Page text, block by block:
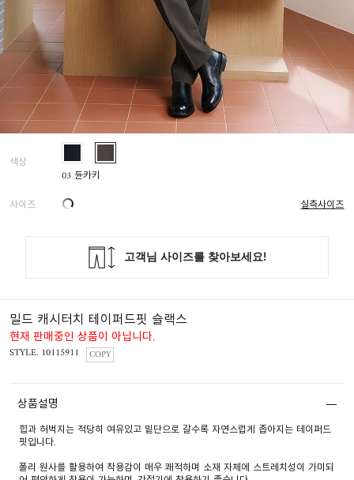
색상
03 듄카키
사이즈
실측사이즈
밀드 캐시터치 테이퍼드핏 슬랙스
현재 판매중인 상품이 아닙니다.
STYLE. 10115911 COPY
상품설명
힙과 허벅지는 적당히 여유있고 밑단으로 갈수록 자연스럽게 좁아지는 테이퍼드
핏입니다.
폴리 원사를 활용하여 착용감이 매우 쾌적하며 소재 자체에 스트레치성이 가미되